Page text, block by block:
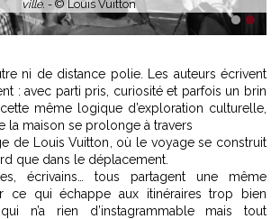
ville. - © Louis Vuitton
1 2
ni de distance polie. Les auteurs écrivent
: avec parti pris, curiosité et parfois un brin
même logique d’exploration culturelle,
la maison se prolonge à travers
de Louis Vuitton , où le voyage se construit
que dans le déplacement.
écrivains… tous partagent une même
ce qui échappe aux itinéraires trop bien
n’a rien d’instagrammable mais tout